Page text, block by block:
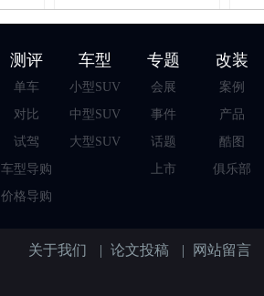
测评
单车
对比
试驾
车型导购
价格导购
车型
小型SUV
中型SUV
大型SUV
专题
会展
事件
话题
上市
改装
案例
产品
酷图
俱乐部
关于我们 | 论文投稿 | 网站留言